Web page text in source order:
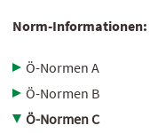
Norm-Informationen:
Ö-Normen A
Ö-Normen B
Ö-Normen C